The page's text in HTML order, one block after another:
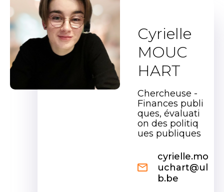
Cyrielle
MOUC
HART
Chercheuse -
Finances publi
ques, évaluati
on des politiq
ues publiques
cyrielle.mo
uchart@ul
b.be